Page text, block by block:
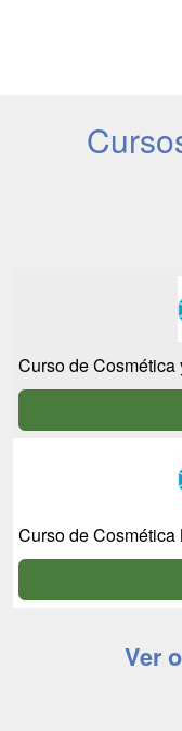
Curso de
Curso de Cosmética
Ver